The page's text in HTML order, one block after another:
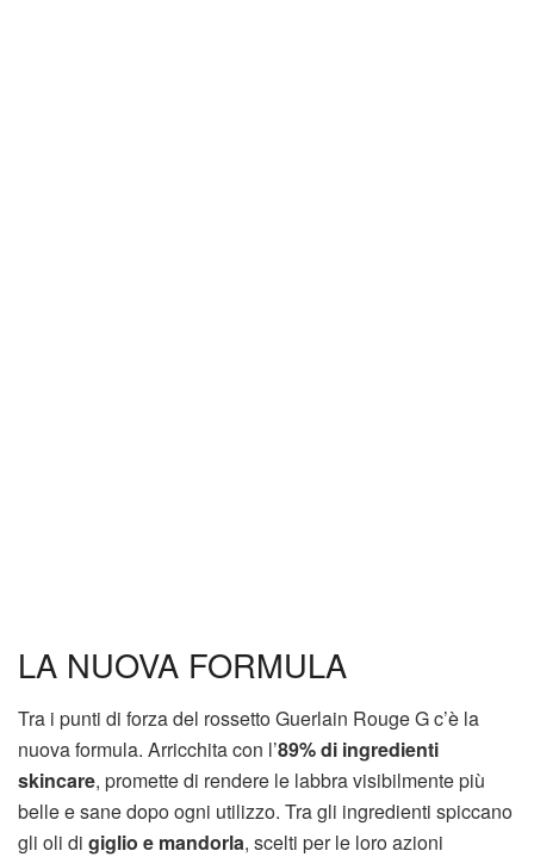
LA NUOVA FORMULA
Tra i punti di forza del rossetto Guerlain Rouge G c’è la
nuova formula. Arricchita con l’89% di ingredienti
skincare, promette di rendere le labbra visibilmente più
belle e sane dopo ogni utilizzo. Tra gli ingredienti spiccano
gli oli di giglio e mandorla, scelti per le loro azioni